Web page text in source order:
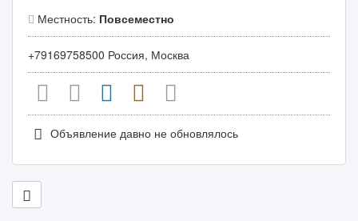
Местность: Повсеместно
+79169758500 Россия, Москва
Объявление давно не обновлялось